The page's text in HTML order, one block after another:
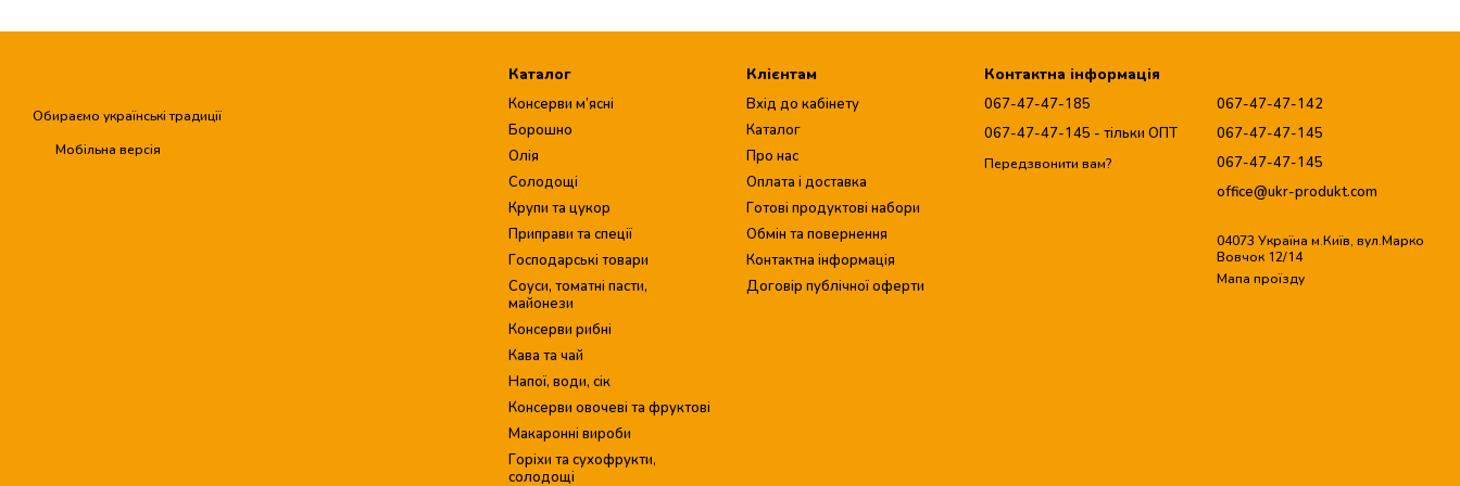
Обираємо українські традиції
Мобільна версія
Каталог
Консерви м’ясні
Борошно
Олія
Солодощі
Крупи та цукор
Приправи та спеції
Господарські товари
Соуси, томатні пасти,
майонези
Консерви рибні
Кава та чай
Напої, води, сік
Консерви овочеві та фруктові
Макаронні вироби
Горіхи та сухофрукти,
солодощі
Клієнтам
Вхід до кабінету
Каталог
Про нас
Оплата і доставка
Готові продуктові набори
Обмін та повернення
Контактна інформація
Договір публічної оферти
Контактна інформація
067-47-47-185
067-47-47-145 - тільки ОПТ
Передзвонити вам?
067-47-47-142
067-47-47-145
067-47-47-145
office@ukr-produkt.com
04073 Україна м.Київ, вул.Марко
Вовчок 12/14
Мапа проїзду